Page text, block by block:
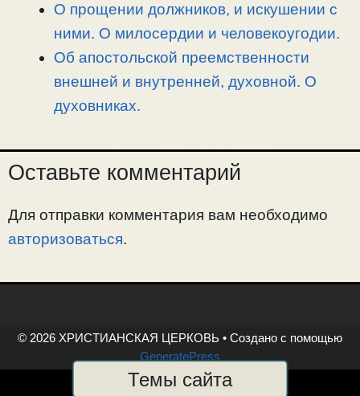
О прощении должников, и искушении с
ними. О милосердии и человекоугодии.
Об апостольской преемственности
внешней и внутренней, духовной. О
духовниках.
Оставьте комментарий
Для отправки комментария вам необходимо
авторизоваться.
© 2026 ХРИСТИАНСКАЯ ЦЕРКОВЬ • Создано с помощью
GeneratePress
Темы сайта